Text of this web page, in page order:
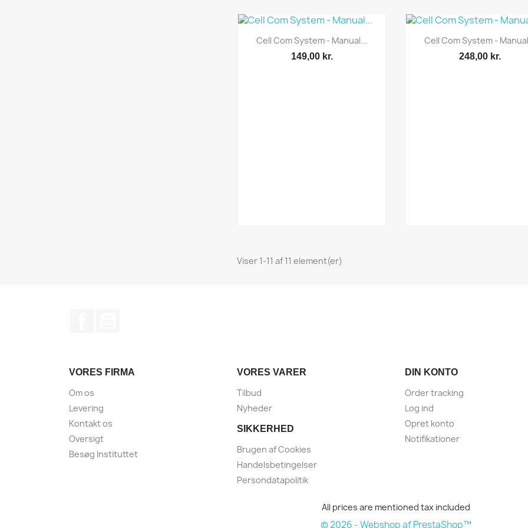
Vis her
Cell Com System - Manual...
149,00 kr.
Vis her
Cell Com System -
248,00 kr.
Viser 1-11 af 11 element(er)
VORES FIRMA
Om os
Levering
Kontakt os
Oversigt
Besøg Instituttet
VORES VARER
Tilbud
Nyheder
SIKKERHED
Brugen af Cookies
Handelsbetingelser
Persondatapolitik
DIN KONTO
Order tracking
Log ind
Opret konto
Notifikationer
All prices are mentioned tax included
© 2026 - Webshop af PrestaShop™